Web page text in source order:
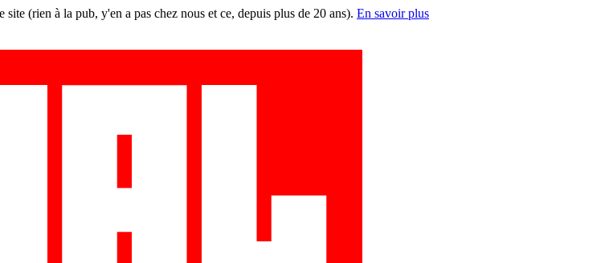
(rien à la pub, y'en a pas chez nous et ce, depuis plus de 20 ans). En savoir plus